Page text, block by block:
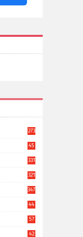
273
45
331
321
347
44
57
42